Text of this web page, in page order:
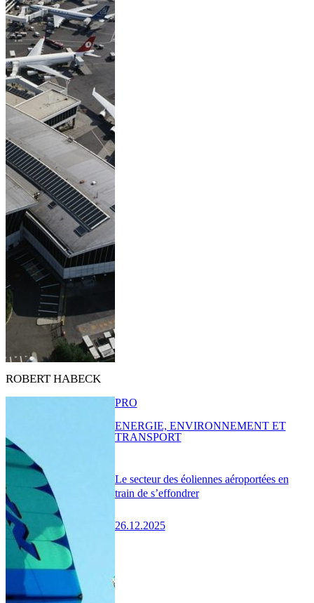
ROBERT HABECK
Le secteur des éoliennes aéroportées en
train de s’effondrer
26.12.2025
PRO
ENERGIE, ENVIRONNEMENT ET
TRANSPORT